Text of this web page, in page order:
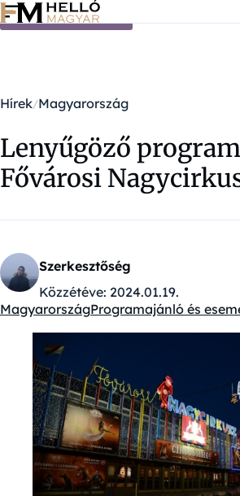
Ugrás a tartalomra
Hírek Magyarország
Lenyűgöző
Fővárosi
Szerkesztőség
Közzétéve: 2024.01.19.
Kategóriák:
MagyarországProgramajánló és